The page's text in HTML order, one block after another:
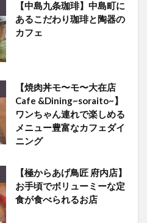
【中島九条珈琲】中島町に
あるこだわり珈琲と陶器の
カフェ
【焼肉丼モ〜モ〜大在店
Cafe &Dining~soraito~】
ワンちゃん連れで楽しめる
メニュー豊富なカフェダイ
ニング
【極からあげ鳥匠 府内店】
お手頃でボリューミーな定
食が食べられるお店